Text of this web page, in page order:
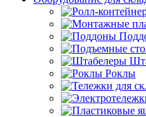
Роклы